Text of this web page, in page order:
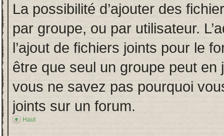
La possibilité d’ajouter des
par groupe, ou par utilisateur.
l’ajout de fichiers joints pour le
être que seul un groupe peut en
vous ne savez pas pourquoi
joints sur un forum.
Haut